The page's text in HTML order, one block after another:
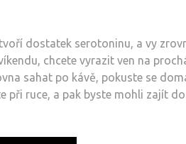
dostatek serotoninu, a vy
chcete vyrazit ven na
sahat po kávě, pokuste se
při ruce, a pak byste mohli zajít do